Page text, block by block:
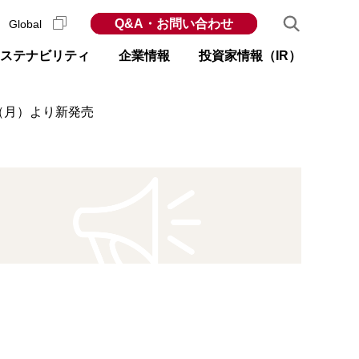
テナビリティ 企業情報 投資家情報（IR）
Global Q&A・お問い合わせ
）より新発売